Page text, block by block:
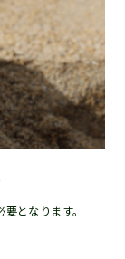
となります。